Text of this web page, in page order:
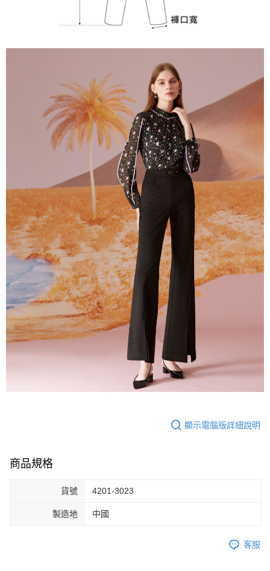
顯示電腦版詳細說明
商品規格
貨號 4201-3023
製造地 中國
客服